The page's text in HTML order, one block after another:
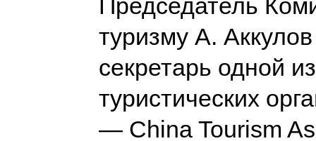
Председатель
туризму А.
секретарь одной
туристических
— China Tourism